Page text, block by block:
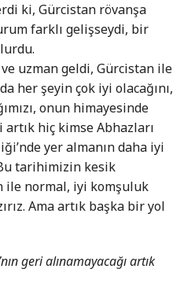
ki, Gürcistan rövanşa
farklı gelişseydi, bir
uzman geldi, Gürcistan ile
her şeyin çok iyi olacağını,
onun himayesinde
artık hiç kimse Abhazları
yer almanın daha iyi
tarihimizin kesik
ile normal, iyi komşuluk
Ama artık başka bir yol
geri alınamayacağı artık